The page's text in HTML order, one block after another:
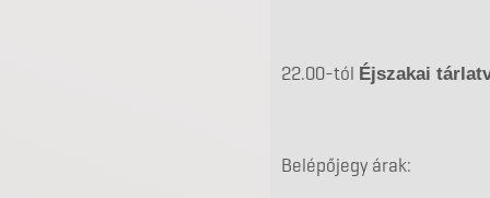
22.00-tól Éjszakai
Belépőjegy árak: